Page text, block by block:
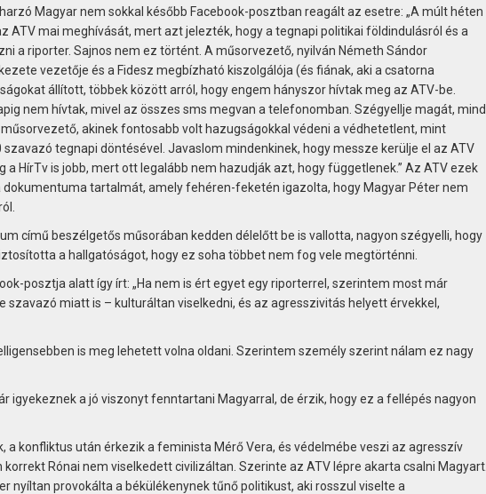
Magyar nem sokkal később Facebook-posztban reagált az esetre: „A múlt héten
ATV mai meghívását, mert azt jelezték, hogy a tegnapi politikai földindulásról és a
a riporter. Sajnos nem ez történt. A műsorvezető, nyilván Németh Sándor
vezetője és a Fidesz megbízható kiszolgálója (és fiának, aki a csatorna
állított, többek között arról, hogy engem hányszor hívtak meg az ATV-be.
nem hívtak, mivel az összes sms megvan a telefonomban. Szégyellje magát, mind
akinek fontosabb volt hazugságokkal védeni a védhetetlent, mint
tegnapi döntésével. Javaslom mindenkinek, hogy messze kerülje el az ATV
a HírTv is jobb, mert ott legalább nem hazudják azt, hogy függetlenek.” Az ATV ezek
tartalmát, amely fehéren-feketén igazolta, hogy Magyar Péter nem
című beszélgetős műsorában kedden délelőtt be is vallotta, nagyon szégyelli, hogy
a hallgatóságot, hogy ez soha többet nem fog vele megtörténni.
posztja alatt így írt: „Ha nem is ért egyet egy riporterrel, szerintem most már
szavazó miatt is – kulturáltan viselkedni, és az agresszivitás helyett érvekkel,
is meg lehetett volna oldani. Szerintem személy szerint nálam ez nagy
igyekeznek a jó viszonyt fenntartani Magyarral, de érzik, hogy ez a fellépés nagyon
a konfliktus után érkezik a feminista Mérő Vera, és védelmébe veszi az agresszív
Rónai nem viselkedett civilizáltan. Szerinte az ATV lépre akarta csalni Magyart.
nyíltan provokálta a békülékenynek tűnő politikust, aki rosszul viselte a